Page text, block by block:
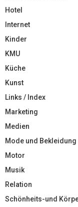
Hotel
Internet
Kinder
KMU
Küche
Kunst
Links / Index
Marketing
Medien
Mode und Bekleidung
Motor
Musik
Relation
Schönheits-und